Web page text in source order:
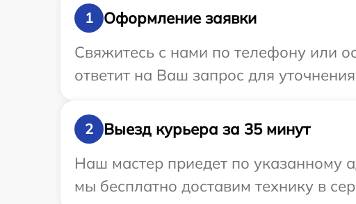
1
Оформление заявки
Свяжитесь с нами по телефону или
ответит на Ваш запрос для
2
Выезд курьера за 35 минут
Наш мастер приедет по указанному
мы бесплатно доставим технику в